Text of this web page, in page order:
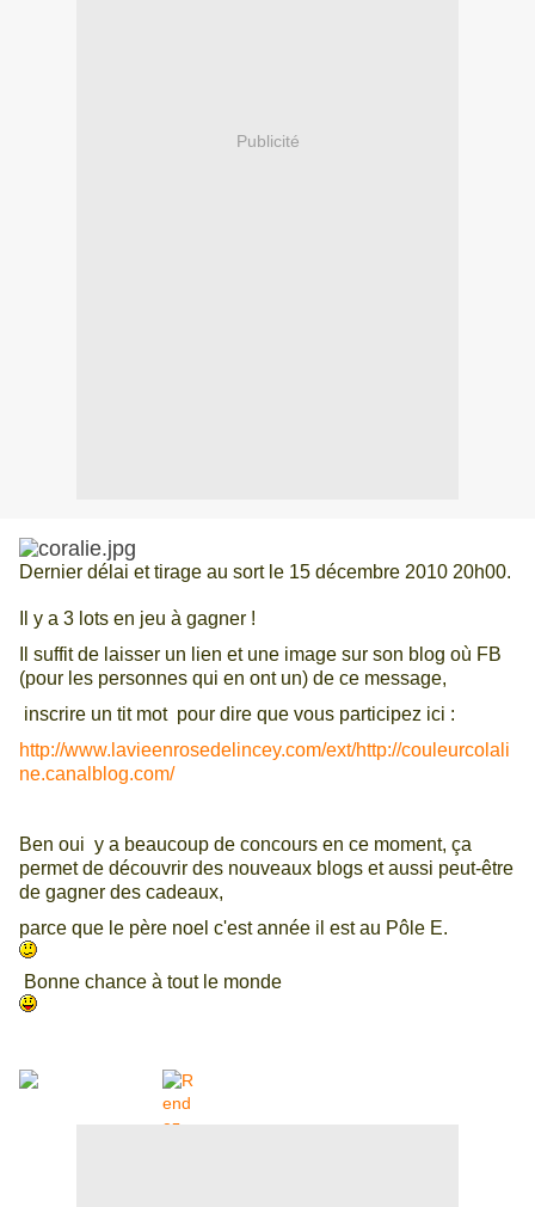
Publicité
Dernier délai et tirage au sort le 15 décembre 2010 20h00.
Il y a 3 lots en jeu à gagner !
Il suffit de laisser un lien et une image sur son blog où FB
(pour les personnes qui en ont un) de ce message,
inscrire un tit mot pour dire que vous participez ici :
http://www.lavieenrosedelincey.com/ext/http://couleurcolali
ne.canalblog.com/
Ben oui y a beaucoup de concours en ce moment, ça
permet de découvrir des nouveaux blogs et aussi peut-être
de gagner des cadeaux,
parce que le père noel c'est année il est au Pôle E.
Bonne chance à tout le monde